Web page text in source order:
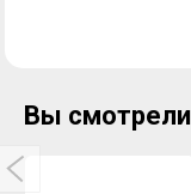
Вы смотрели